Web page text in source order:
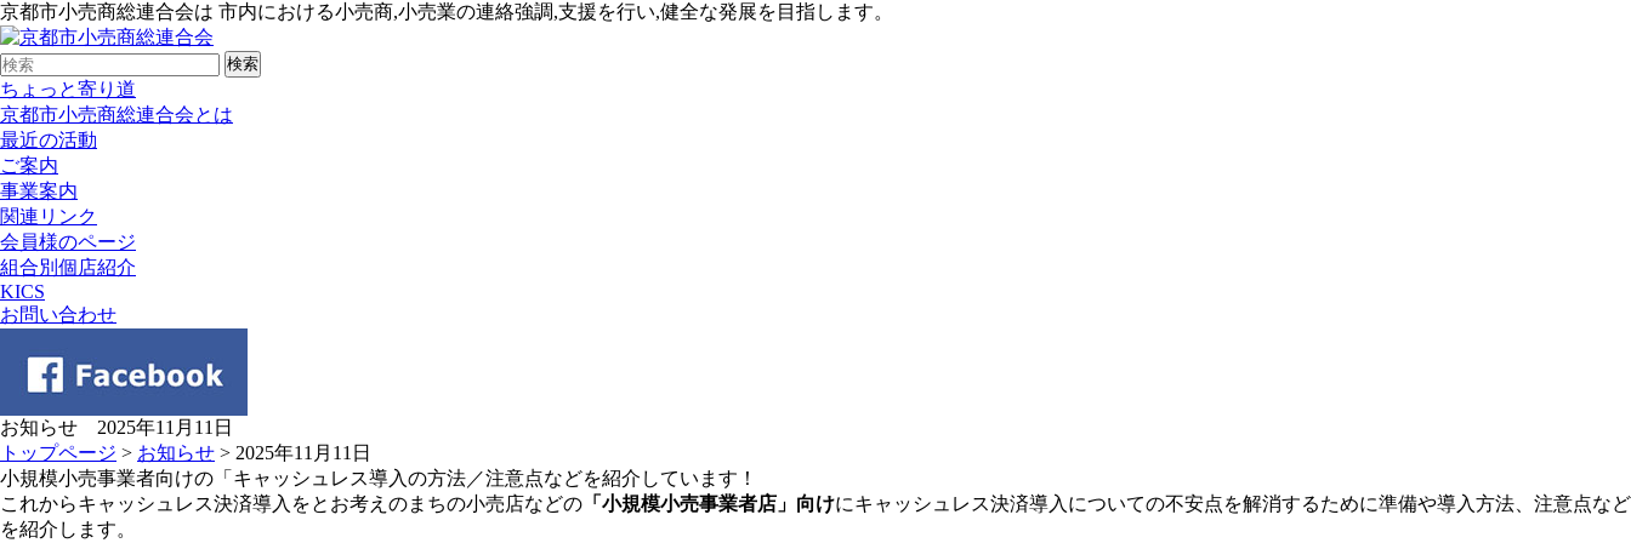
京都市小売商総連合会は 市内における小売商,小売業の連絡強調,支援を行い,健全な発展を目指します。
ちょっと寄り道
京都市小売商総連合会とは
最近の活動
ご案内
事業案内
関連リンク
会員様のページ
組合別個店紹介
KICS
お問い合わせ
お知らせ 2025年11月11日
トップページ > お知らせ > 2025年11月11日
小規模小売事業者向けの「キャッシュレス導入の方法／注意点などを紹介しています！
これからキャッシュレス決済導入をとお考えのまちの小売店などの 「小規模小売事業者店」向けにキャッシュレス決済導入についての不安点を解消するために準備や導入方法、注意点など
を紹介します。